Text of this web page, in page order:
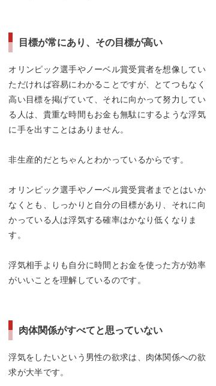
目標が常にあり、その目標が高い
オリンピック選手やノーベル賞受賞者を想像してい
ただければ容易にわかることですが、とてつもなく
高い目標を掲げていて、それに向かって努力してい
る人は、貴重な時間もお金も無駄にするような浮気
に手を出すことはありません。
非生産的だとちゃんとわかっているからです。
オリンピック選手やノーベル賞受賞者までとはいか
なくとも、しっかりと自分の目標があり、それに向
かっている人は浮気する確率はかなり低くなりま
す。
浮気相手よりも自分に時間とお金を使った方が効率
がいいことを理解しているのです。
肉体関係がすべてと思っていない
浮気をしたいという男性の欲求は、肉体関係への欲
求が大半です。